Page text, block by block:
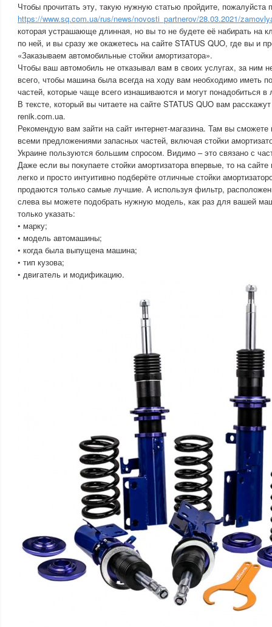
Чтобы прочитать эту, такую нужную статью пройдите, пожалуйста
https://www.sq.com.ua/rus/news/novosti_partnerov/28.03.2021/
которая устрашающе длинная, но вы то не будете её набирать на
по ней, и вы сразу же окажетесь на сайте STATUS QUO, где вы и
«Заказываем автомобильные стойки амортизатора».
Чтобы ваш автомобиль не отказывал вам в своих услугах, за ним
всего, чтобы машина была всегда на ходу вам необходимо иметь
частей, которые чаще всего изнашиваются и могут понадобиться
В тексте, который вы читаете на сайте STATUS QUO вам
renik.com.ua.
Рекомендую вам зайти на сайт интернет-магазина. Там вы сможете
всеми предложениями запасных частей, включая стойки
Украине пользуются большим спросом. Видимо – это связано с
Даже если вы покупаете стойки амортизатора впервые, то на сайте
легко и просто интуитивно подберёте отличные стойки
продаются только самые лучшие. А используя фильтр,
слева вы можете подобрать нужную модель, как раз для вашей
только указать:
• марку;
• модель автомашины;
• когда была выпущена машина;
• тип кузова;
• двигатель и модификацию.